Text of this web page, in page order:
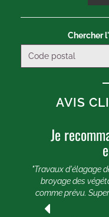
Chercher
AVIS
Je
"Travaux d'élagage
broyage des
comme prévu.